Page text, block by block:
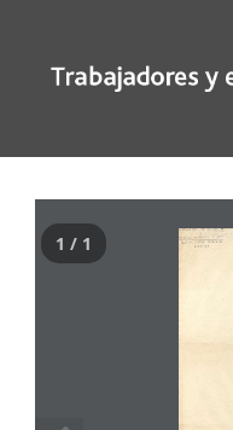
1 / 1